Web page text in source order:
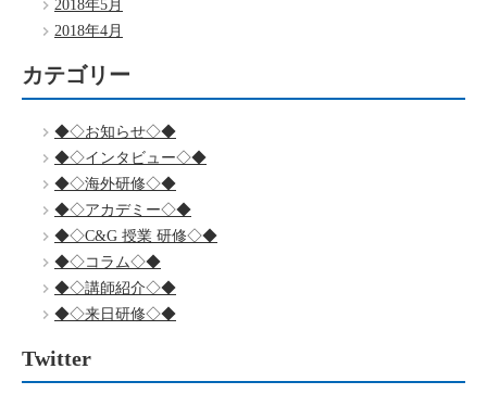
2018年5月
2018年4月
カテゴリー
◆◇お知らせ◇◆
◆◇インタビュー◇◆
◆◇海外研修◇◆
◆◇アカデミー◇◆
◆◇C&G 授業 研修◇◆
◆◇コラム◇◆
◆◇講師紹介◇◆
◆◇来日研修◇◆
Twitter